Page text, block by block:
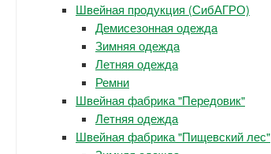
Швейная продукция (СибАГРО)
Демисезонная одежда
Зимняя одежда
Летняя одежда
Ремни
Швейная фабрика "Передовик"
Летняя одежда
Швейная фабрика "Пищевский лес"